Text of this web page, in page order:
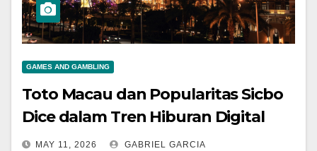
GAMES AND GAMBLING
Toto Macau dan Popularitas Sicbo
Dice dalam Tren Hiburan Digital
Masa Kini
MAY 11, 2026 GABRIEL GARCIA